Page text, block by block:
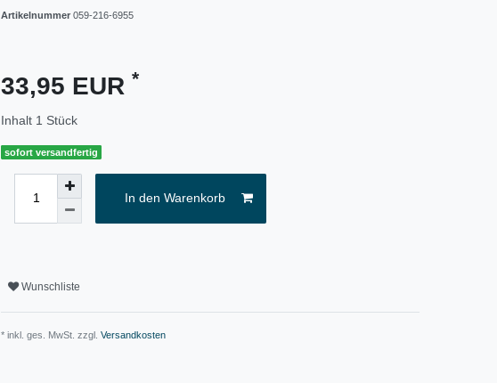
Artikelnummer 059-216-6955
33,95 EUR *
Inhalt 1 Stück
sofort versandfertig
In den Warenkorb
Wunschliste
* inkl. ges. MwSt. zzgl. Versandkosten